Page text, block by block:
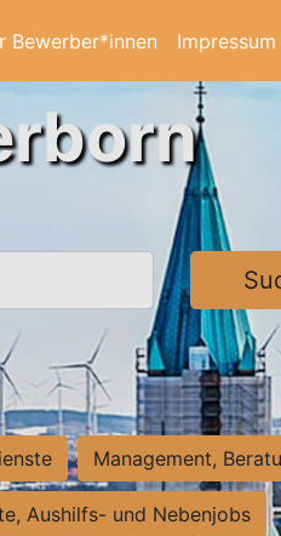
Bewerber*innen Impressum
Management,
Aushilfs- und Nebenjobs